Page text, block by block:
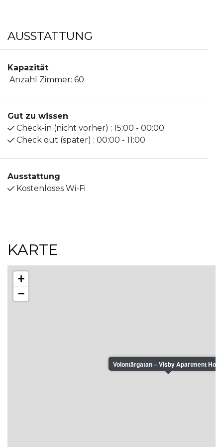
AUSSTATTUNG
Kapazität
Anzahl Zimmer: 60
Gut zu wissen
Check-in (nicht vorher) : 15:00 - 00:00
Check out (später) : 00:00 - 11:00
Ausstattung
Kostenloses Wi-Fi
KARTE
Volontärgatan – Visby Apartment Hotel
+
−